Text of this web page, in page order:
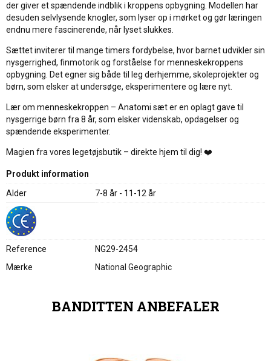
der giver et spændende indblik i kroppens opbygning. Modellen har
desuden selvlysende knogler, som lyser op i mørket og gør læringen
endnu mere fascinerende, når lyset slukkes.
Sættet inviterer til mange timers fordybelse, hvor barnet udvikler sin
nysgerrighed, finmotorik og forståelse for menneskekroppens
opbygning. Det egner sig både til leg derhjemme, skoleprojekter og
børn, som elsker at undersøge, eksperimentere og lære nyt.
Lær om menneskekroppen – Anatomi sæt er en oplagt gave til
nysgerrige børn fra 8 år, som elsker videnskab, opdagelser og
spændende eksperimenter.
Magien fra vores legetøjsbutik – direkte hjem til dig! ❤️
Produkt information
Alder
7-8 år - 11-12 år
Reference
NG29-2454
Mærke
National Geographic
BANDITTEN ANBEFALER